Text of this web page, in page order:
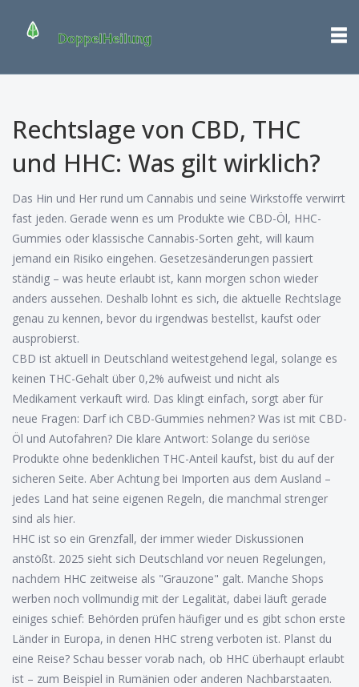
Rechtslage von CBD, THC
und HHC: Was gilt wirklich?
Das Hin und Her rund um Cannabis und seine Wirkstoffe verwirrt
fast jeden. Gerade wenn es um Produkte wie CBD-Öl, HHC-
Gummies oder klassische Cannabis-Sorten geht, will kaum
jemand ein Risiko eingehen. Gesetzesänderungen passiert
ständig – was heute erlaubt ist, kann morgen schon wieder
anders aussehen. Deshalb lohnt es sich, die aktuelle Rechtslage
genau zu kennen, bevor du irgendwas bestellst, kaufst oder
ausprobierst.
CBD ist aktuell in Deutschland weitestgehend legal, solange es
keinen THC-Gehalt über 0,2% aufweist und nicht als
Medikament verkauft wird. Das klingt einfach, sorgt aber für
neue Fragen: Darf ich CBD-Gummies nehmen? Was ist mit CBD-
Öl und Autofahren? Die klare Antwort: Solange du seriöse
Produkte ohne bedenklichen THC-Anteil kaufst, bist du auf der
sicheren Seite. Aber Achtung bei Importen aus dem Ausland –
jedes Land hat seine eigenen Regeln, die manchmal strenger
sind als hier.
HHC ist so ein Grenzfall, der immer wieder Diskussionen
anstößt. 2025 sieht sich Deutschland vor neuen Regelungen,
nachdem HHC zeitweise als "Grauzone" galt. Manche Shops
werben noch vollmundig mit der Legalität, dabei läuft gerade
einiges schief: Behörden prüfen häufiger und es gibt schon erste
Länder in Europa, in denen HHC streng verboten ist. Planst du
eine Reise? Schau besser vorab nach, ob HHC überhaupt erlaubt
ist – zum Beispiel in Rumänien oder anderen Nachbarstaaten.